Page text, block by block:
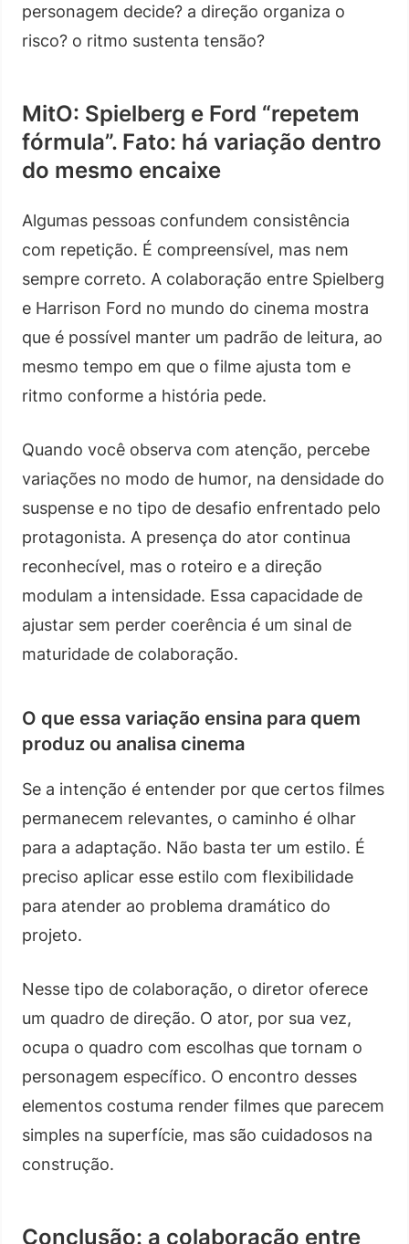
personagem decide? a direção organiza o
risco? o ritmo sustenta tensão?
MitO: Spielberg e Ford “repetem
fórmula”. Fato: há variação dentro
do mesmo encaixe
Algumas pessoas confundem consistência
com repetição. É compreensível, mas nem
sempre correto. A colaboração entre Spielberg
e Harrison Ford no mundo do cinema mostra
que é possível manter um padrão de leitura, ao
mesmo tempo em que o filme ajusta tom e
ritmo conforme a história pede.
Quando você observa com atenção, percebe
variações no modo de humor, na densidade do
suspense e no tipo de desafio enfrentado pelo
protagonista. A presença do ator continua
reconhecível, mas o roteiro e a direção
modulam a intensidade. Essa capacidade de
ajustar sem perder coerência é um sinal de
maturidade de colaboração.
O que essa variação ensina para quem
produz ou analisa cinema
Se a intenção é entender por que certos filmes
permanecem relevantes, o caminho é olhar
para a adaptação. Não basta ter um estilo. É
preciso aplicar esse estilo com flexibilidade
para atender ao problema dramático do
projeto.
Nesse tipo de colaboração, o diretor oferece
um quadro de direção. O ator, por sua vez,
ocupa o quadro com escolhas que tornam o
personagem específico. O encontro desses
elementos costuma render filmes que parecem
simples na superfície, mas são cuidadosos na
construção.
Conclusão: a colaboração entre